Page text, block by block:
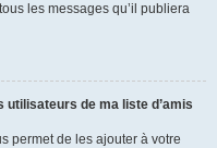
les messages qu’il publiera
de ma liste d’amis
permet de les ajouter à votre